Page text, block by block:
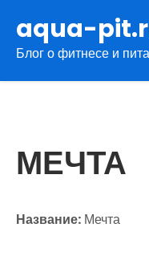
содержимому
aqua-
Блог о фитнесе и
МЕЧТА
Название: Мечта